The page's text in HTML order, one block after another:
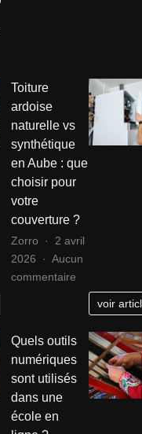
devenir
architecte
d’intérieur
à
Aix
en
Toiture
ardoise
naturelle vs
synthétique
en Aube : que
choisir pour
votre
couverture ?
Zorro
2 avril
2026
Aucun
commentairesur
Toiture
ardoise
naturelle
vs
synthétique
en
Aube
voir
Quels outils
numériques
sont utilisés
dans une
école en